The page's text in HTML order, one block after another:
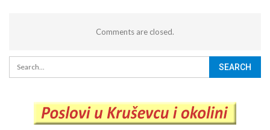
Comments are closed.